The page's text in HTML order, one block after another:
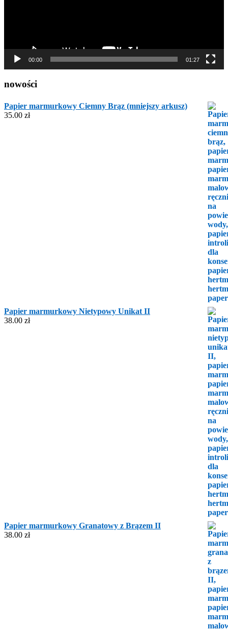
00:00 01:27
nowości
Papier marmurkowy Ciemny Brąz (mniejszy arkusz)
35.00 zł
Papier marmurkowy Nietypowy Unikat II
38.00 zł
Papier marmurkowy Granatowy z Brązem II
38.00 zł